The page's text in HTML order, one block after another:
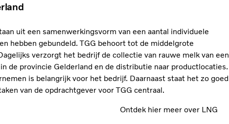
uit een samenwerkingsvorm van een aantal individuele
hebben gebundeld. TGG behoort tot de middelgrote
verzorgt het bedrijf de collectie van rauwe melk van een
de provincie Gelderland en de distributie naar productlocaties.
is belangrijk voor het bedrijf. Daarnaast staat het zo goed
van de opdrachtgever voor TGG centraal.
Ontdek hier meer over LNG